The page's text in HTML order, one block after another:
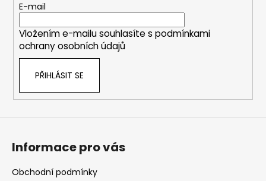
E-mail
Vložením e-mailu souhlasíte s podmínkami
ochrany osobních údajů
PŘIHLÁSIT SE
Informace pro vás
Obchodní podmínky